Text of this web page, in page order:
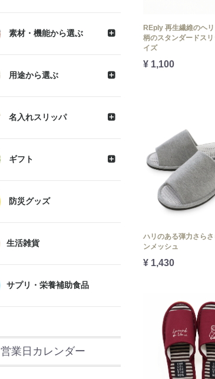
素材・機能から選ぶ
用途から選ぶ
名入れスリッパ
ギフト
防災グッズ
生活雑貨
サプリ・栄養補助食品
営業日カレンダー
REply 再生繊維のヘ
柄のスタンダードス
イズ
¥ 1,100
ハリのある弾力さら
ンメッシュ
¥ 1,430